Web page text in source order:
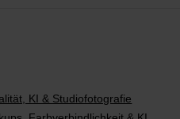
KI & Studiofotografie